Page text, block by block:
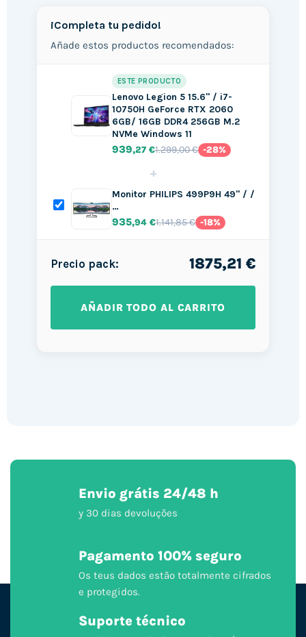
¡Completa tu pedido!
Añade estos productos recomendados:
ESTE PRODUCTO
Lenovo Legion 5 15.6" / i7-
10750H GeForce RTX 2060
6GB/ 16GB DDR4 256GB M.2
NVMe Windows 11
939,27 €1.299,00 € -28%
+
Monitor PHILIPS 499P9H 49" / /
…
935,94 €1.141,85 € -18%
Precio pack: 1875,21 €
AÑADIR TODO AL CARRITO
Envio grátis 24/48 h
y 30 dias devoluções
Pagamento 100% seguro
Os teus dados estão totalmente cifrados
e protegidos.
Suporte técnico